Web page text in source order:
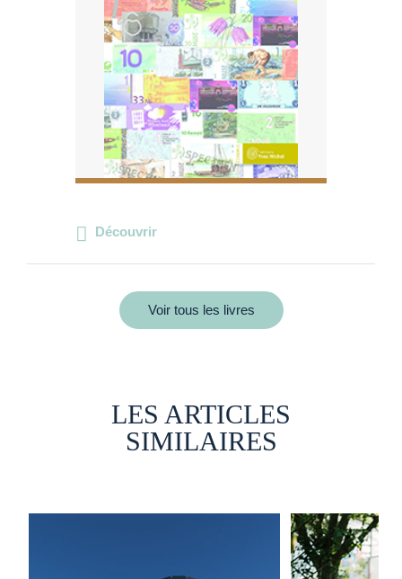
Découvrir
Voir tous les livres
LES ARTICLES
SIMILAIRES